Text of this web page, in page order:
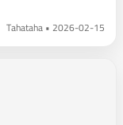
2026-02-15 • Tahataha